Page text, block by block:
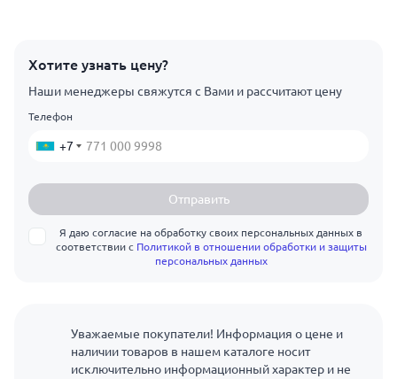
Хотите узнать цену?
Наши менеджеры свяжутся с Вами и рассчитают цену
Телефон
+7
Отправить
Я даю согласие на обработку своих персональных данных в
соответствии с Политикой в отношении обработки и защиты
персональных данных
Уважаемые покупатели! Информация о цене и
наличии товаров в нашем каталоге носит
исключительно информационный характер и не